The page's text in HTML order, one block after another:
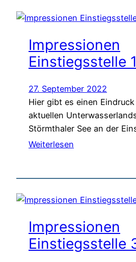
Impressionen
Einstiegsstelle 1
27. September 2022
Hier gibt es einen
aktuellen
Störmthaler See an der
Weiterlesen
Impressionen
Einstiegsstelle